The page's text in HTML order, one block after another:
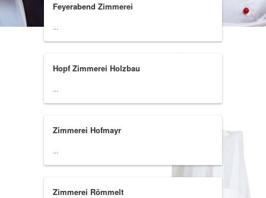
Feyerabend Zimmerei
...
Hopf Zimmerei Holzbau
...
Zimmerei Hofmayr
...
Zimmerei Römmelt